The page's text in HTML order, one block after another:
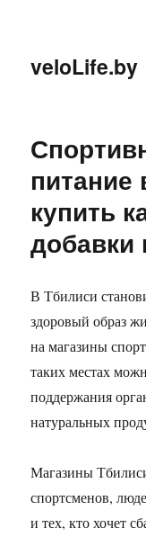
veloLife.by
питание
купить
добавки
В Тбилиси
здоровый образ
на магазины
таких местах
поддержания
натуральных
Магазины
спортсменов,
и тех, кто хочет